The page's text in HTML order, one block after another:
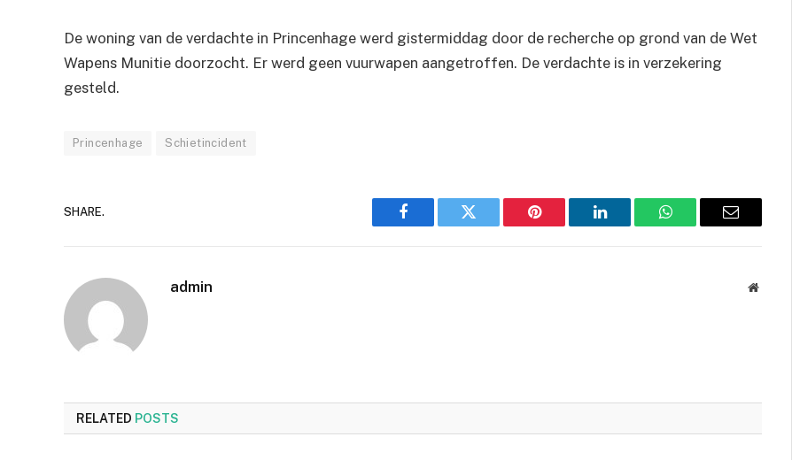
De woning van de verdachte in Princenhage werd gistermiddag door de recherche op grond van de Wet
Wapens Munitie doorzocht. Er werd geen vuurwapen aangetroffen. De verdachte is in verzekering
gesteld.
Princenhage Schietincident
SHARE.
Facebook Twitter Pinterest LinkedIn WhatsAppEmail
admin Website
RELATED POSTS